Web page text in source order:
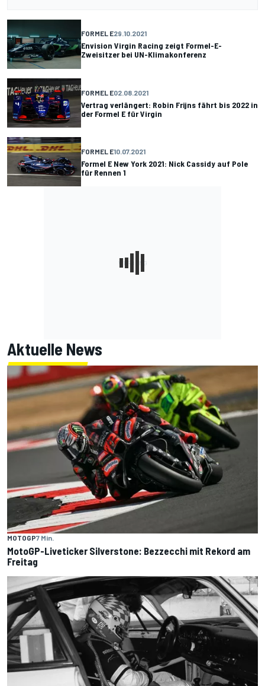
FORMEL E29.10.2021
Envision Virgin Racing zeigt Formel-E-
Zweisitzer bei UN-Klimakonferenz
FORMEL E02.08.2021
Vertrag verlängert: Robin Frijns fährt bis 2022 in
der Formel E für Virgin
FORMEL E10.07.2021
Formel E New York 2021: Nick Cassidy auf Pole
für Rennen 1
Aktuelle News
MOTOGP7 Min.
MotoGP-Liveticker Silverstone: Bezzecchi mit Rekord am
Freitag